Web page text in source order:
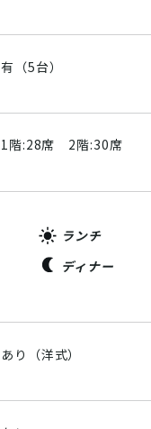
有（5台）
1階:28席 2階:30席
ランチ
ディナー
あり（洋式）